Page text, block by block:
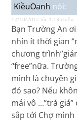
KiềuOanh nói:
12/10/2012 lúc 1:13 chiều
Bạn Trường An
nhín ít thời gian
chương
“free”nữa.
mình là chuyên
đó sao? Nếu
mái vô …”trả giá”
sắp tới Chợ